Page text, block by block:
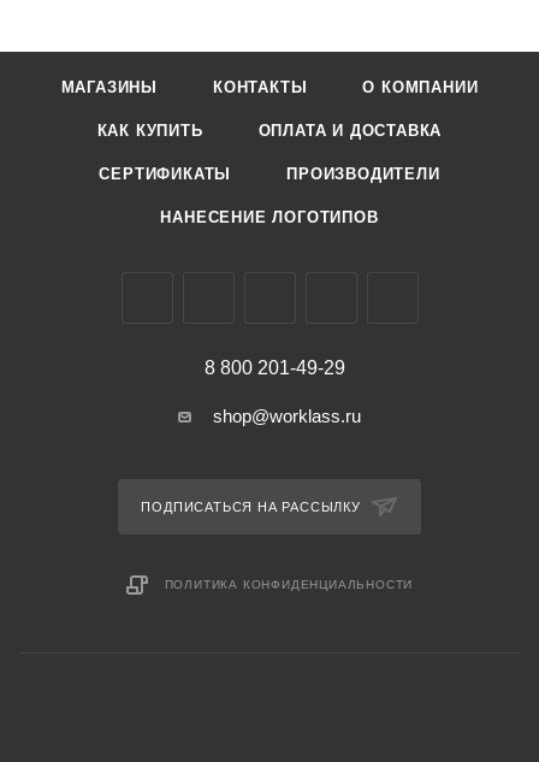
МАГАЗИНЫ КОНТАКТЫ О КОМПАНИИ
КАК КУПИТЬ ОПЛАТА И ДОСТАВКА
СЕРТИФИКАТЫ ПРОИЗВОДИТЕЛИ
НАНЕСЕНИЕ ЛОГОТИПОВ
8 800 201-49-29
shop@worklass.ru
ПОДПИСАТЬСЯ НА РАССЫЛКУ
ПОЛИТИКА КОНФИДЕНЦИАЛЬНОСТИ